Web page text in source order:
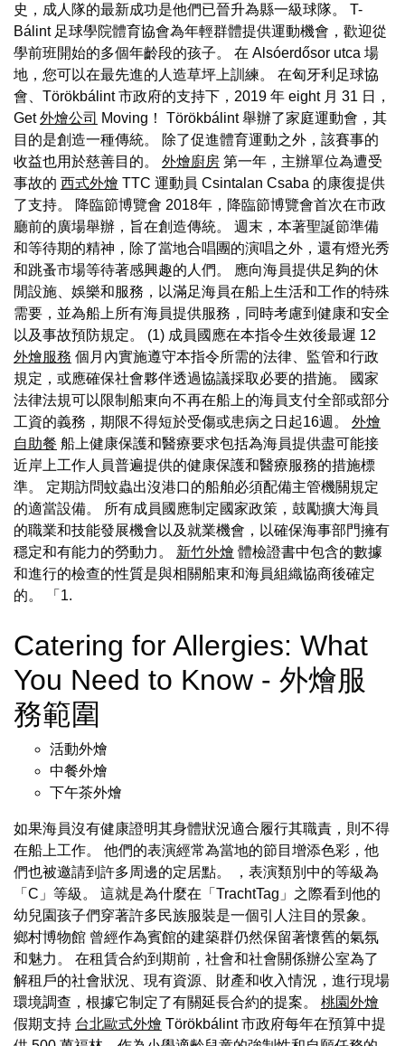
史，成人隊的最新成功是他們已晉升為縣一級球隊。 T-
Bálint 足球學院體育協會為年輕群體提供運動機會，歡迎從
學前班開始的多個年齡段的孩子。 在 Alsóerdősor utca 場
地，您可以在最先進的人造草坪上訓練。 在匈牙利足球協
會、Törökbálint 市政府的支持下，2019 年 eight 月 31 日，
Get外燴公司 Moving！ Törökbálint 舉辦了家庭運動會，其
目的是創造一種傳統。 除了促進體育運動之外，該賽事的
收益也用於慈善目的。 外燴廚房 第一年，主辦單位為遭受
事故的 西式外燴 TTC 運動員 Csintalan Csaba 的康復提供
了支持。 降臨節博覽會 2018年，降臨節博覽會首次在市政
廳前的廣場舉辦，旨在創造傳統。 週末，本著聖誕節準備
和等待期的精神，除了當地合唱團的演唱之外，還有燈光秀
和跳蚤市場等待著感興趣的人們。 應向海員提供足夠的休
閒設施、娛樂和服務，以滿足海員在船上生活和工作的特殊
需要，並為船上所有海員提供服務，同時考慮到健康和安全
以及事故預防規定。 (1) 成員國應在本指令生效後最遲 12
外燴服務 個月內實施遵守本指令所需的法律、監管和行政
規定，或應確保社會夥伴透過協議採取必要的措施。 國家
法律法規可以限制船東向不再在船上的海員支付全部或部分
工資的義務，期限不得短於受傷或患病之日起16週。 外燴
自助餐 船上健康保護和醫療要求包括為海員提供盡可能接
近岸上工作人員普遍提供的健康保護和醫療服務的措施標
準。 定期訪問蚊蟲出沒港口的船舶必須配備主管機關規定
的適當設備。 所有成員國應制定國家政策，鼓勵擴大海員
的職業和技能發展機會以及就業機會，以確保海事部門擁有
穩定和有能力的勞動力。 新竹外燴 體檢證書中包含的數據
和進行的檢查的性質是與相關船東和海員組織協商後確定
的。 「1.
Catering for Allergies: What
You Need to Know - 外燴服
務範圍
活動外燴
中餐外燴
下午茶外燴
如果海員沒有健康證明其身體狀況適合履行其職責，則不得
在船上工作。 他們的表演經常為當地的節目增添色彩，他
們也被邀請到許多周邊的定居點。 ，表演類別中的等級為
「C」等級。 這就是為什麼在「TrachtTag」之際看到他的
幼兒園孩子們穿著許多民族服裝是一個引人注目的景象。
鄉村博物館 曾經作為賓館的建築群仍然保留著懷舊的氣氛
和魅力。 在租賃合約到期前，社會和社會關係辦公室為了
解租戶的社會狀況、現有資源、財產和收入情況，進行現場
環境調查，根據它制定了有關延長合約的提案。 桃園外燴
假期支持 台北歐式外燴 Törökbálint 市政府每年在預算中提